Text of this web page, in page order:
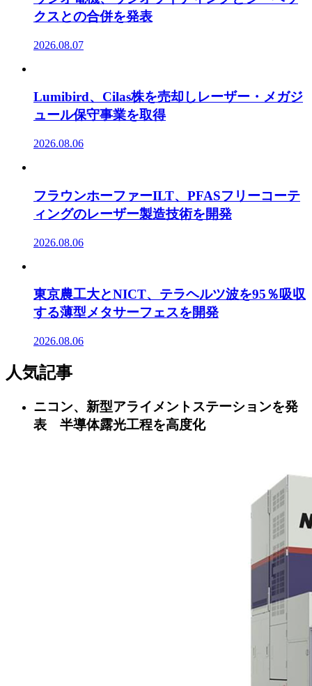
クスとの合併を発表
2026.08.07
Lumibird、Cilas株を売却しレーザー・メガジ
ュール保守事業を取得
2026.08.06
フラウンホーファーILT、PFASフリーコーテ
ィングのレーザー製造技術を開発
2026.08.06
東京農工大とNICT、テラヘルツ波を95％吸収
する薄型メタサーフェスを開発
2026.08.06
人気記事
ニコン、新型アライメントステーションを発
表 半導体露光工程を高度化